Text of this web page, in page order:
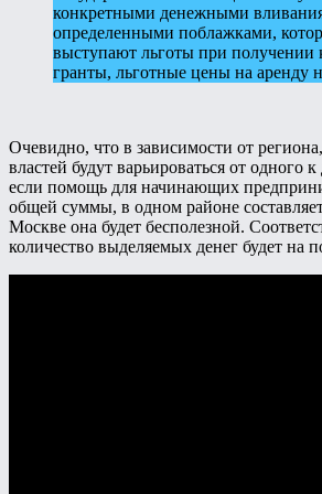
конкретными денежными
определенными поблажками,
выступают льготы при получении
гранты, льготные цены на аренду
Очевидно, что в зависимости от
властей будут варьироваться от одного
если помощь для начинающих
общей суммы, в одном районе
Москве она будет бесполезной.
количество выделяемых денег будет на